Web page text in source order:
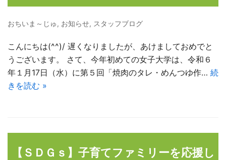
おちいま～じゅ, お知らせ, スタッフブログ
こんにちは(^^)/ 遅くなりましたが、あけましておめでと
うございます。 さて、今年初めての女子大学は、令和６
年１月17日（水）に第５回「焼肉のタレ・めんつゆ作… 続
きを読む »
【ＳＤＧｓ】子育てファミリーを応援し